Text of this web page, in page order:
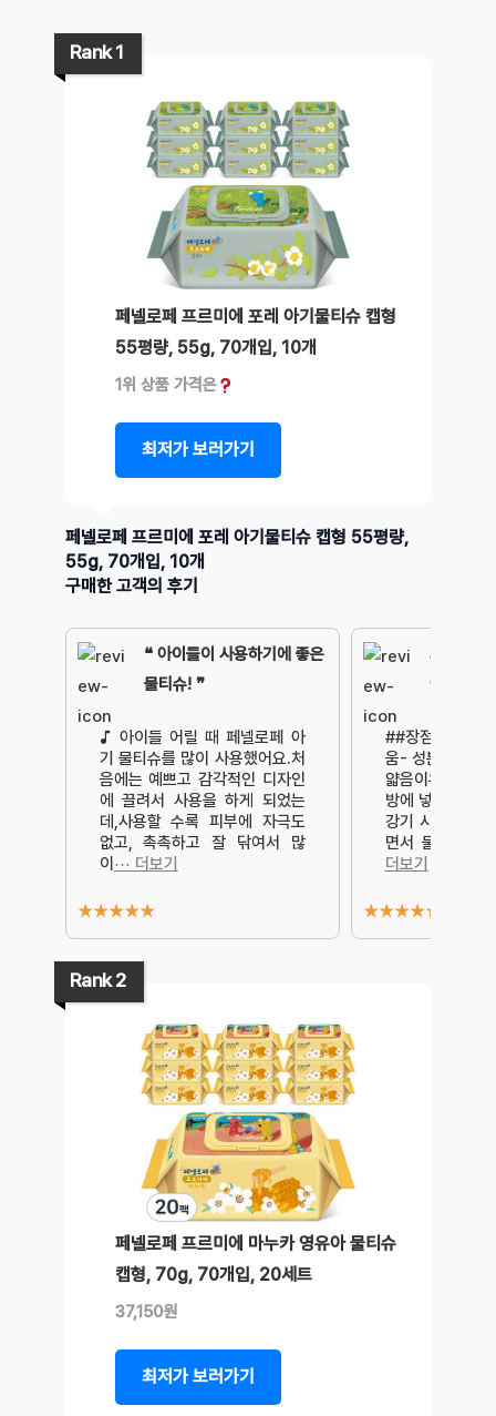
Rank 1
페넬로페 프르미에 포레 아기물티슈 캡형
55평량, 55g, 70개입, 10개
1위 상품 가격은
최저가 보러가기
페넬로페 프르미에 포레 아기물티슈 캡형 55평량,
55g, 70개입, 10개
구매한 고객의 후기
❝ 아이들이 사용하기에 좋은
물티슈! ❞
♪ 아이들 어릴 때 페넬로페 아
기 물티슈를 많이 사용했어요.처
음에는 예쁘고 감각적인 디자인
에 끌려서 사용을 하게 되었는
데,사용할 수록 피부에 자극도
없고, 촉촉하고 잘 닦여서 많
이 ⋯ 더보기
★★★★★
외출이나
아요
##장점- 부피
움- 성분 좋음-
얇음이유식 전
방에 넣고 다녀
강기 시작하고
면서 물티슈 무
더보기
★★★★★
Rank 2
페넬로페 프르미에 마누카 영유아 물티슈
캡형, 70g, 70개입, 20세트
37,150원
최저가 보러가기